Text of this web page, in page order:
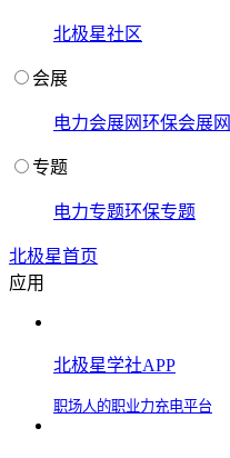
北极星社区
会展
电力会展网环保会展网
专题
电力专题环保专题
北极星首页
应用
北极星学社APP
职场人的职业力充电平台